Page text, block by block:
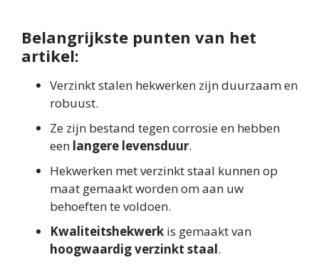
Belangrijkste punten van het
artikel:
Verzinkt stalen hekwerken zijn duurzaam en
robuust.
Ze zijn bestand tegen corrosie en hebben
een langere levensduur.
Hekwerken met verzinkt staal kunnen op
maat gemaakt worden om aan uw
behoeften te voldoen.
Kwaliteitshekwerk is gemaakt van
hoogwaardig verzinkt staal.